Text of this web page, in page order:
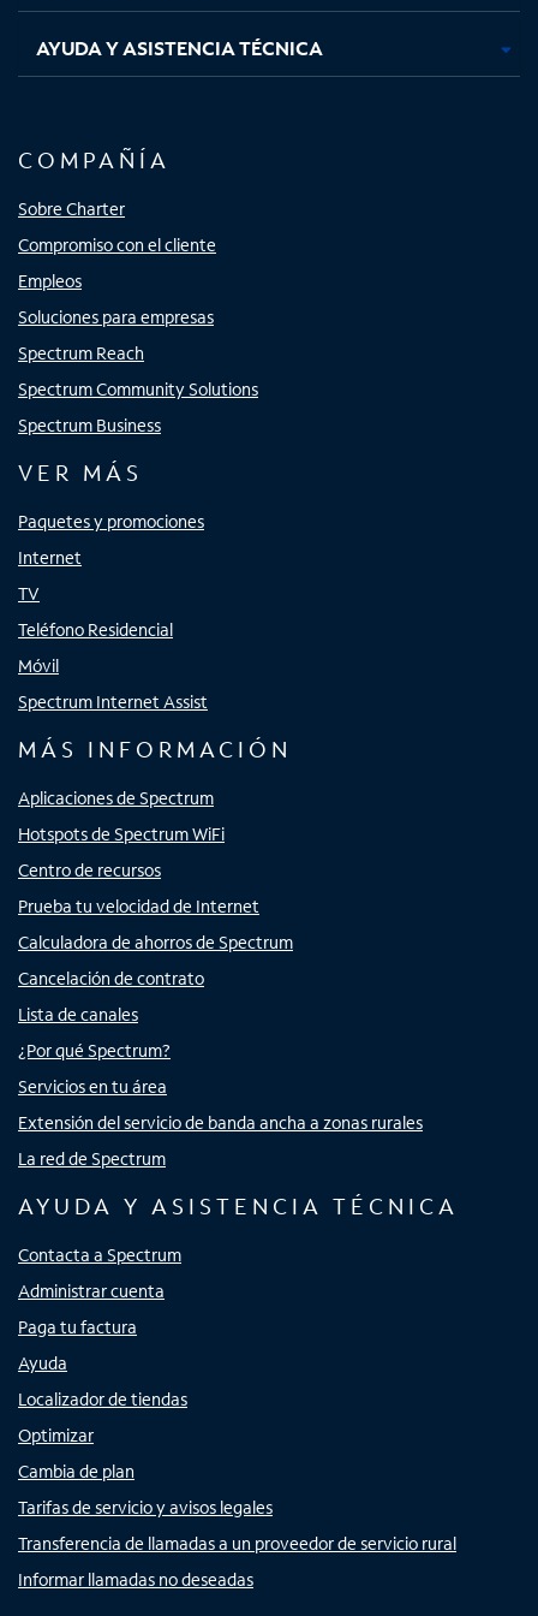
AYUDA Y ASISTENCIA TÉCNICA
COMPAÑÍA
Sobre Charter
Compromiso con el cliente
Empleos
Soluciones para empresas
Spectrum Reach
Spectrum Community Solutions
Spectrum Business
VER MÁS
Paquetes y promociones
Internet
TV
Teléfono Residencial
Móvil
Spectrum Internet Assist
MÁS INFORMACIÓN
Aplicaciones de Spectrum
Hotspots de Spectrum WiFi
Centro de recursos
Prueba tu velocidad de Internet
Calculadora de ahorros de Spectrum
Cancelación de contrato
Lista de canales
¿Por qué Spectrum?
Servicios en tu área
Extensión del servicio de banda ancha a zonas rurales
La red de Spectrum
AYUDA Y ASISTENCIA TÉCNICA
Contacta a Spectrum
Administrar cuenta
Paga tu factura
Ayuda
Localizador de tiendas
Optimizar
Cambia de plan
Tarifas de servicio y avisos legales
Transferencia de llamadas a un proveedor de servicio rural
Informar llamadas no deseadas